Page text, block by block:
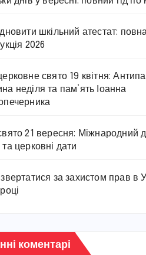
шкільний атестат:
2026
свято 19 квітня:
неділя та пам’ять Іоанна
21 вересня: Міжнародний
церковні дати
за захистом прав в
коментарі